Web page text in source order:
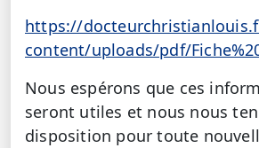
https://
content/uploads/pdf/
Nous espérons que ces
seront utiles et nous nous
disposition pour toute